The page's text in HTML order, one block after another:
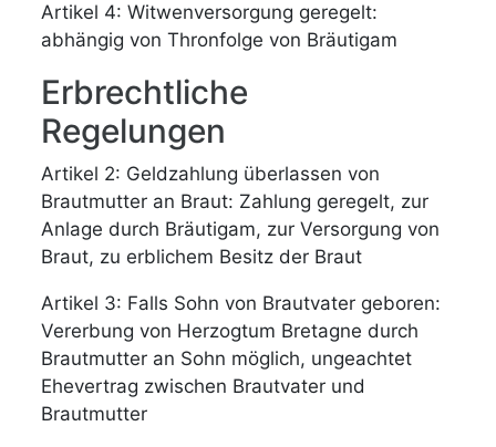
Artikel 4: Witwenversorgung geregelt:
abhängig von Thronfolge von Bräutigam
Erbrechtliche
Regelungen
Artikel 2: Geldzahlung überlassen von
Brautmutter an Braut: Zahlung geregelt, zur
Anlage durch Bräutigam, zur Versorgung von
Braut, zu erblichem Besitz der Braut
Artikel 3: Falls Sohn von Brautvater geboren:
Vererbung von Herzogtum Bretagne durch
Brautmutter an Sohn möglich, ungeachtet
Ehevertrag zwischen Brautvater und
Brautmutter